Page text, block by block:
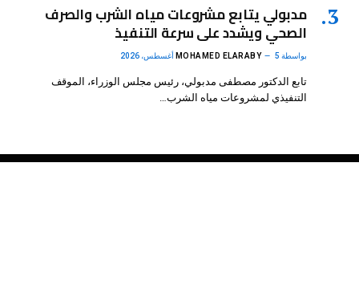
مدبولي يتابع مشروعات مياه الشرب والصرف
الصحي ويشدد على سرعة التنفيذ
بواسطة MOHAMED ELARABY 5 أغسطس، 2026
تابع الدكتور مصطفى مدبولي، رئيس مجلس الوزراء، الموقف
التنفيذي لمشروعات مياه الشرب…